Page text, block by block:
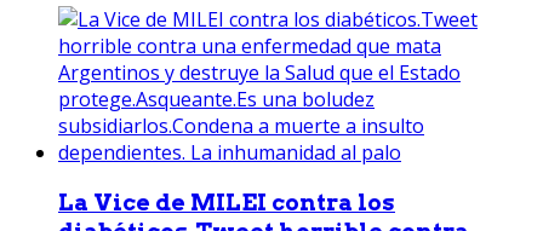
La Vice de MILEI contra los